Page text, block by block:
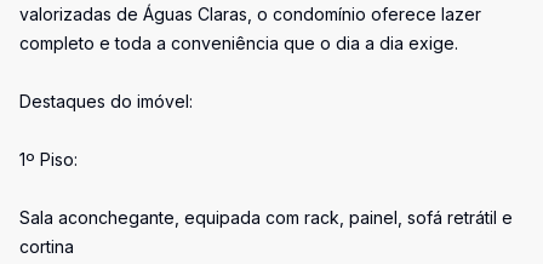
valorizadas de Águas Claras, o condomínio oferece lazer
completo e toda a conveniência que o dia a dia exige.
Destaques do imóvel:
1º Piso:
Sala aconchegante, equipada com rack, painel, sofá retrátil e
cortina